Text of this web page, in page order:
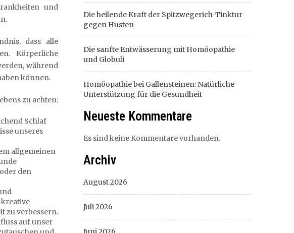
und
dass alle
Körperliche
während
können.
zu achten:
Schlaf
unseres
allgemeinen
den
zu verbessern.
auf unser
Die heilende Kraft der Spitzwegerich-Tinktur
gegen Husten
Die sanfte Entwässerung mit Homöopathie
und Globuli
Homöopathie bei Gallensteinen: Natürliche
Unterstützung für die Gesundheit
Neueste Kommentare
Es sind keine Kommentare vorhanden.
Archiv
August 2026
Juli 2026